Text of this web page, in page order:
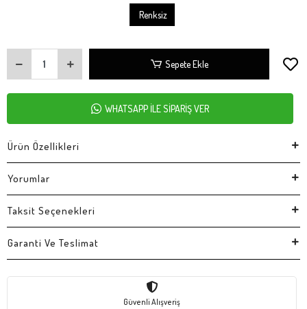
Renksiz
Sepete Ekle
WHATSAPP İLE SİPARİŞ VER
Ürün Özellikleri
Yorumlar
Taksit Seçenekleri
Garanti Ve Teslimat
Güvenli Alışveriş